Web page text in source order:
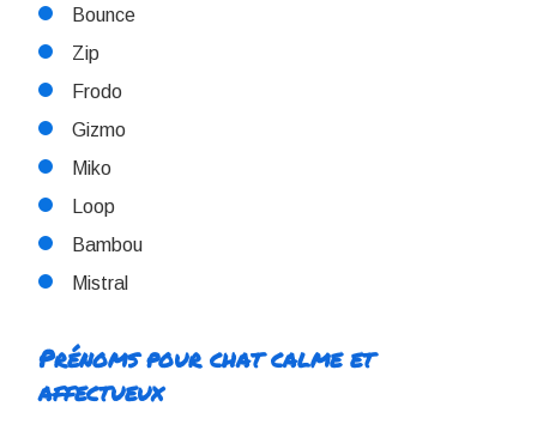
Bounce
Zip
Frodo
Gizmo
Miko
Loop
Bambou
Mistral
Prénoms pour chat calme et
affectueux